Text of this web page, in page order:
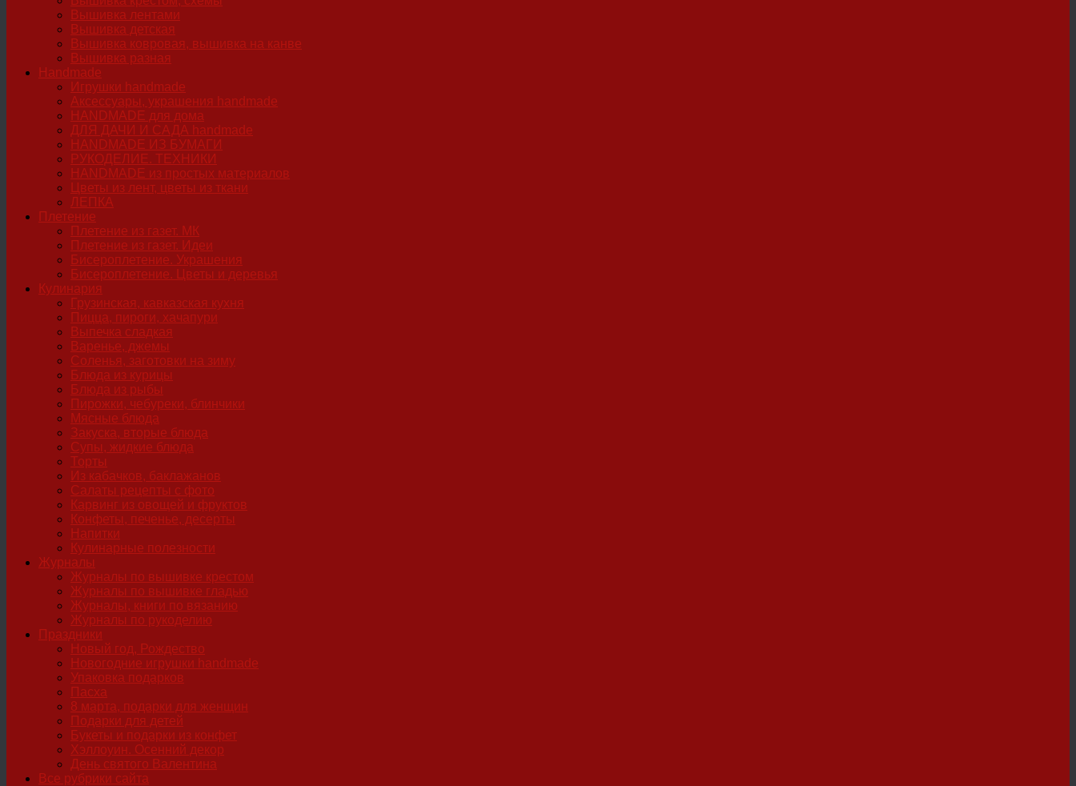
Вышивка лентами
Вышивка детская
Вышивка ковровая, вышивка на канве
Вышивка разная
Handmade
Игрушки handmade
Аксессуары, украшения handmade
HANDMADE для дома
ДЛЯ ДАЧИ И САДА handmade
HANDMADE ИЗ БУМАГИ
РУКОДЕЛИЕ. ТЕХНИКИ
HANDMADE из простых материалов
Цветы из лент, цветы из ткани
ЛЕПКА
Плетение
Плетение из газет. МК
Плетение из газет. Идеи
Бисероплетение. Украшения
Бисероплетение. Цветы и деревья
Кулинария
Грузинская, кавказская кухня
Пицца, пироги, хачапури
Выпечка сладкая
Варенье, джемы
Соленья, заготовки на зиму
Блюда из курицы
Блюда из рыбы
Пирожки, чебуреки, блинчики
Мясные блюда
Закуска, вторые блюда
Супы, жидкие блюда
Торты
Из кабачков, баклажанов
Салаты рецепты с фото
Карвинг из овощей и фруктов
Конфеты, печенье, десерты
Напитки
Кулинарные полезности
Журналы
Журналы по вышивке крестом
Журналы по вышивке гладью
Журналы, книги по вязанию
Журналы по рукоделию
Праздники
Новый год, Рождество
Новогодние игрушки handmade
Упаковка подарков
Пасха
8 марта, подарки для женщин
Подарки для детей
Букеты и подарки из конфет
Хэллоуин. Осенний декор
День святого Валентина
Все рубрики сайта